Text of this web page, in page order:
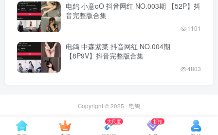
电鸽 小意oO 抖音网红 NO.003期 【52P】抖
音完整版合集
1101
电鸽 中森紫菜 抖音网红 NO.004期
【8P9V】抖音完整版合集
4803
Copyright © 2025 · 电鸽
大尺度 折扣